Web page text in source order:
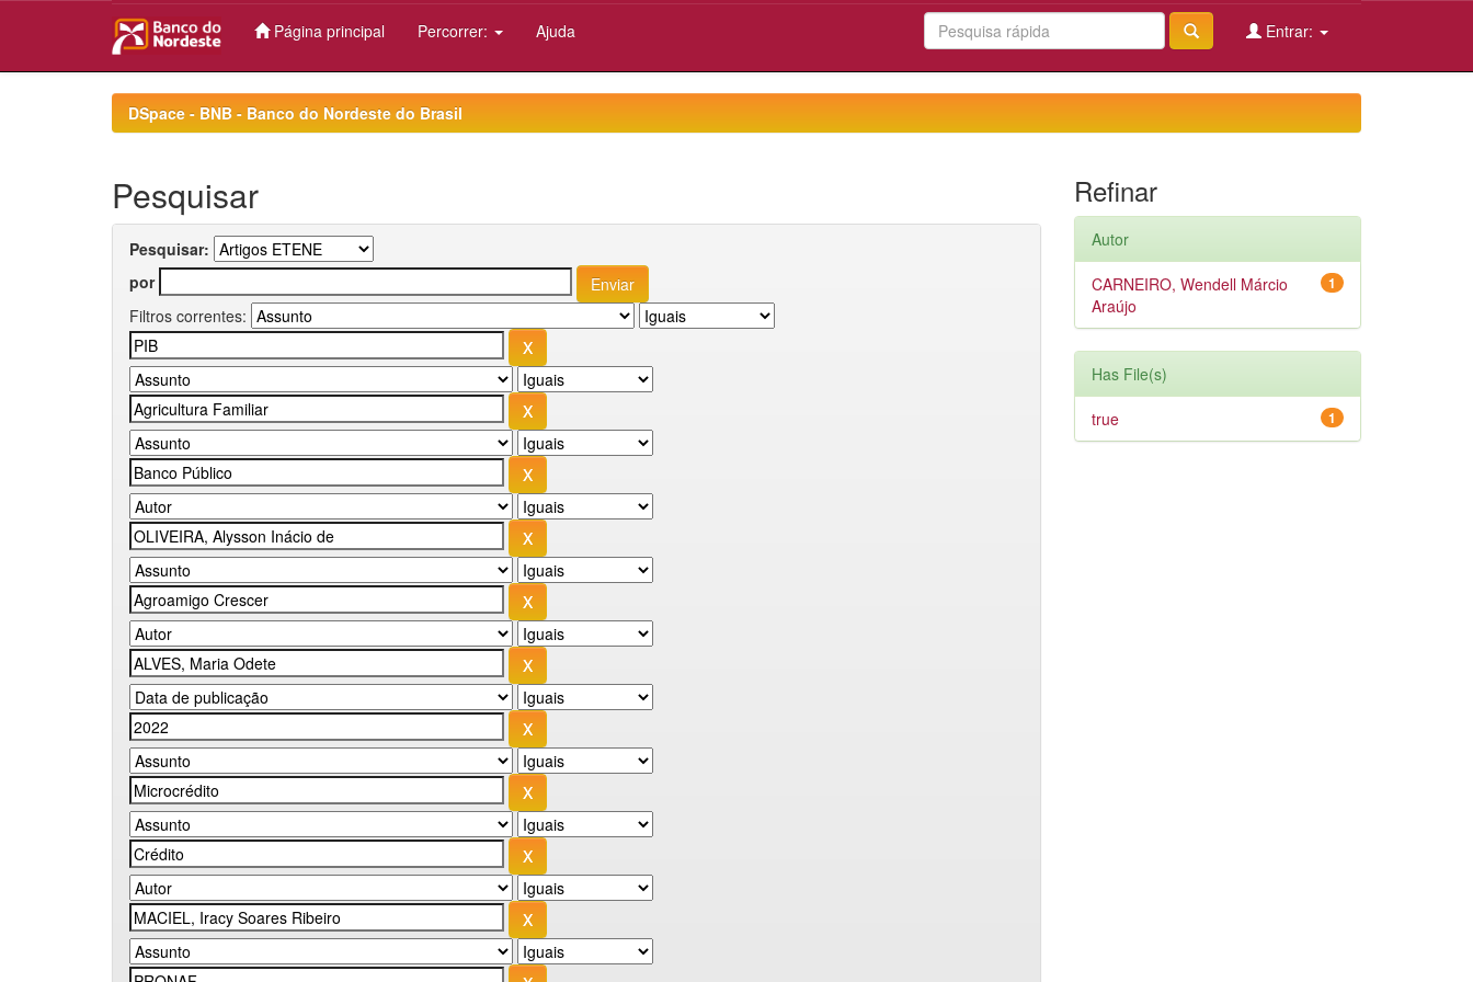
Página principal Percorrer: Ajuda Entrar:
DSpace - BNB - Banco do Nordeste do Brasil
Pesquisar
Pesquisar:
por
Filtros correntes:
Refinar
Autor
1
CARNEIRO, Wendell Márcio
Araújo
Has File(s)
1
true